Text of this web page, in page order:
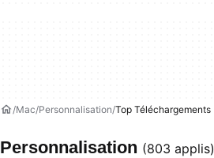
Mac Personnalisation Top Téléchargements
Personnalisation (803 applis)